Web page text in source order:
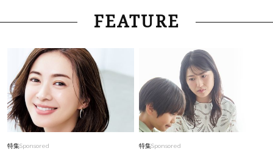
FEATURE
特集Sponsored 特集Sponsored